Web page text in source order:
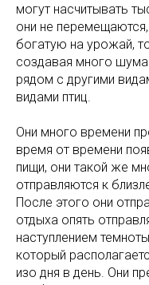
могут насчитывать
они не
богатую на урожай,
создавая много
рядом с другими
видами птиц.
Они много времени
время от времени
пищи, они такой же
отправляются к
После этого они
отдыха опять
наступлением
который
изо дня в день. Они